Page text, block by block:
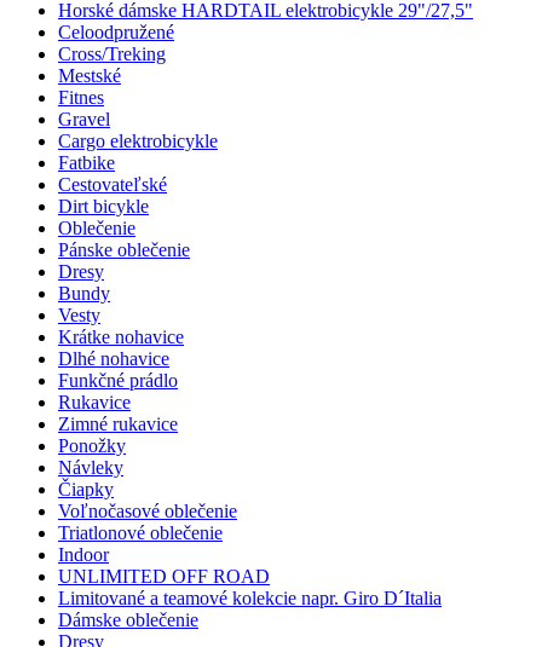
Horské dámske HARDTAIL elektrobicykle 29"/27,5"
Celoodpružené
Cross/Treking
Mestské
Fitnes
Gravel
Cargo elektrobicykle
Fatbike
Cestovateľské
Dirt bicykle
Oblečenie
Pánske oblečenie
Dresy
Bundy
Vesty
Krátke nohavice
Dlhé nohavice
Funkčné prádlo
Rukavice
Zimné rukavice
Ponožky
Návleky
Čiapky
Voľnočasové oblečenie
Triatlonové oblečenie
Indoor
UNLIMITED OFF ROAD
Limitované a teamové kolekcie napr. Giro D´Italia
Dámske oblečenie
Dresy